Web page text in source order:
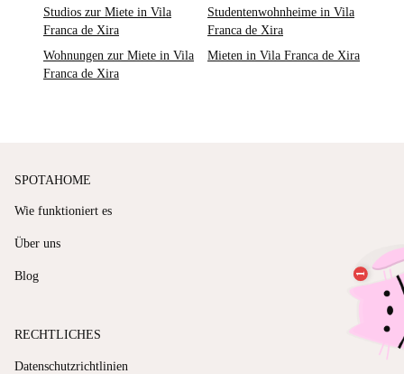
Studios zur Miete in Vila
Franca de Xira
Studentenwohnheime in Vila
Franca de Xira
Wohnungen zur Miete in Vila
Franca de Xira
Mieten in Vila Franca de Xira
SPOTAHOME
Wie funktioniert es
Über uns
Blog
RECHTLICHES
Datenschutzrichtlinien